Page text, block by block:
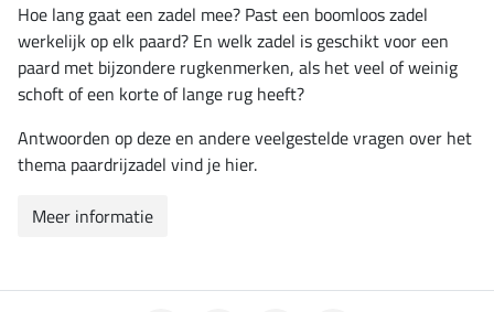
Hoe lang gaat een zadel mee? Past een boomloos zadel
werkelijk op elk paard? En welk zadel is geschikt voor een
paard met bijzondere rugkenmerken, als het veel of weinig
schoft of een korte of lange rug heeft?
Antwoorden op deze en andere veelgestelde vragen over het
thema paardrijzadel vind je hier.
Meer informatie